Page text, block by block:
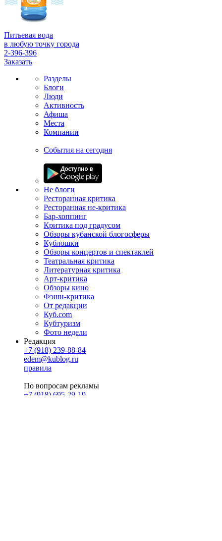
Питьевая вода
в любую точку города
2-396-396
Заказать
Разделы
Блоги
Люди
Активность
Афиша
Места
Компании
События на сегодня
Не блоги
Ресторанная критика
Ресторанная не-критика
Бар-хоппинг
Критика под градусом
Обзоры кубанской блогосферы
Кублошки
Обзоры концертов и спектаклей
Театральная критика
Литературная критика
Арт-критика
Обзоры кино
Фэшн-критика
От редакции
Куб.com
Кубтуризм
Фото недели
Редакция
+7 (918) 239-88-84
edem@kublog.ru
правила
По вопросам рекламы
+7 (918) 695-29-19